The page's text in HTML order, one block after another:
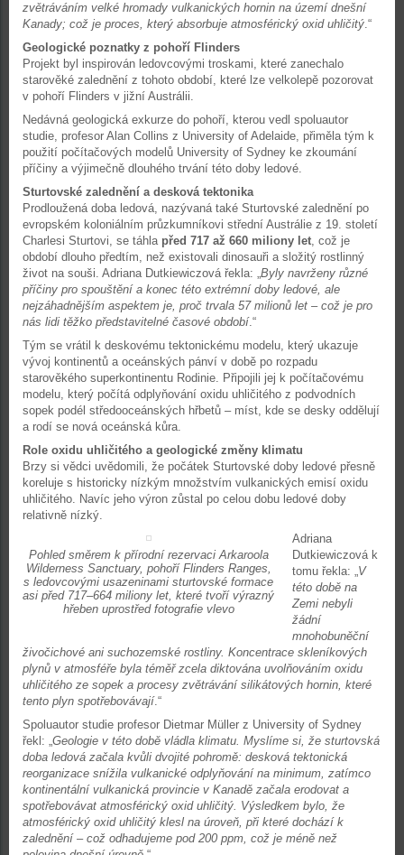
zvětráváním velké hromady vulkanických hornin na území dnešní
Kanady; což je proces, který absorbuje atmosférický oxid uhličitý.“
Geologické poznatky z pohoří Flinders
Projekt byl inspirován ledovcovými troskami, které zanechalo
starověké zalednění z tohoto období, které lze velkolepě pozorovat
v pohoří Flinders v jižní Austrálii.
Nedávná geologická exkurze do pohoří, kterou vedl spoluautor
studie, profesor Alan Collins z University of Adelaide, přiměla tým k
použití počítačových modelů University of Sydney ke zkoumání
příčiny a výjimečně dlouhého trvání této doby ledové.
Sturtovské zalednění a desková tektonika
Prodloužená doba ledová, nazývaná také Sturtovské zalednění po
evropském koloniálním průzkumníkovi střední Austrálie z 19. století
Charlesi Sturtovi, se táhla před 717 až 660 miliony let, což je
období dlouho předtím, než existovali dinosauři a složitý rostlinný
život na souši. Adriana Dutkiewiczová řekla: „Byly navrženy různé
příčiny pro spouštění a konec této extrémní doby ledové, ale
nejzáhadnějším aspektem je, proč trvala 57 milionů let – což je pro
nás lidi těžko představitelné časové období.“
Tým se vrátil k deskovému tektonickému modelu, který ukazuje
vývoj kontinentů a oceánských pánví v době po rozpadu
starověkého superkontinentu Rodinie. Připojili jej k počítačovému
modelu, který počítá odplyňování oxidu uhličitého z podvodních
sopek podél středooceánských hřbetů – míst, kde se desky oddělují
a rodí se nová oceánská kůra.
Role oxidu uhličitého a geologické změny klimatu
Brzy si vědci uvědomili, že počátek Sturtovské doby ledové přesně
koreluje s historicky nízkým množstvím vulkanických emisí oxidu
uhličitého. Navíc jeho výron zůstal po celou dobu ledové doby
relativně nízký.
Pohled směrem k přírodní rezervaci Arkaroola
Wilderness Sanctuary, pohoří Flinders Ranges,
s ledovcovými usazeninami sturtovské formace
asi před 717–664 miliony let, které tvoří výrazný
hřeben uprostřed fotografie vlevo
Adriana
Dutkiewiczová k
tomu řekla: „V
této době na
Zemi nebyli
žádní
mnohobuněční
živočichové ani suchozemské rostliny. Koncentrace skleníkových
plynů v atmosféře byla téměř zcela diktována uvolňováním oxidu
uhličitého ze sopek a procesy zvětrávání silikátových hornin, které
tento plyn spotřebovávají.“
Spoluautor studie profesor Dietmar Müller z University of Sydney
řekl: „Geologie v této době vládla klimatu. Myslíme si, že sturtovská
doba ledová začala kvůli dvojité pohromě: desková tektonická
reorganizace snížila vulkanické odplyňování na minimum, zatímco
kontinentální vulkanická provincie v Kanadě začala erodovat a
spotřebovávat atmosférický oxid uhličitý. Výsledkem bylo, že
atmosférický oxid uhličitý klesl na úroveň, při které dochází k
zalednění – což odhadujeme pod 200 ppm, což je méně než